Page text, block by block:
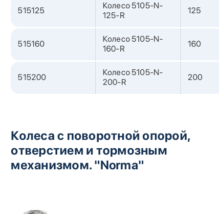
515125
Колесо 5105-N-
125-R
125
515160
Колесо 5105-N-
160-R
160
515200
Колесо 5105-N-
200-R
200
Колеса с поворотной опорой,
отверстием и тормозным
механизмом. "Norma"